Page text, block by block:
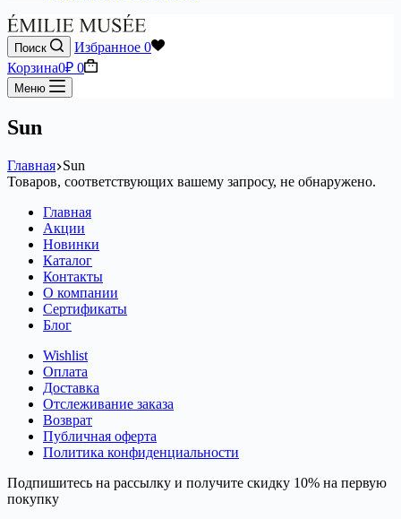
Поиск Избранное 0
Корзина0₽ 0
Меню
Sun
Главная Sun
Товаров, соответствующих вашему запросу, не обнаружено.
Главная
Акции
Новинки
Каталог
Контакты
О компании
Сертификаты
Блог
Wishlist
Оплата
Доставка
Отслеживание заказа
Возврат
Публичная оферта
Политика конфиденциальности
Подпишитесь на рассылку и получите скидку 10% на первую
покупку